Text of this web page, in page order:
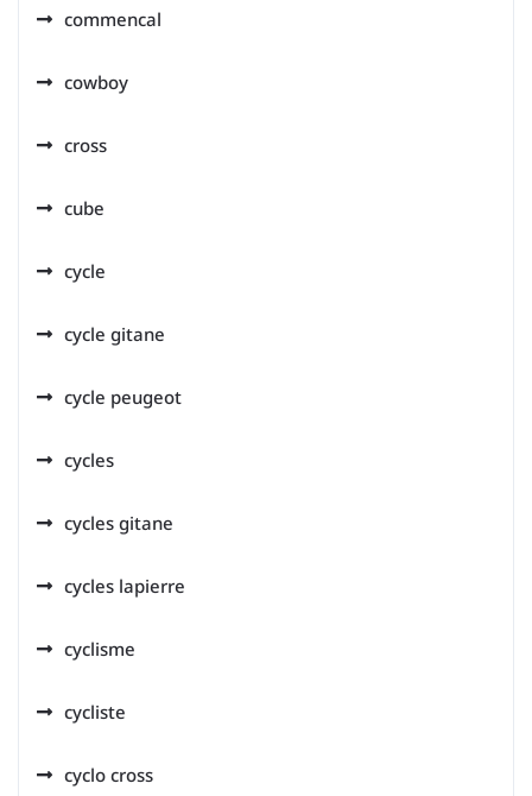
commencal
cowboy
cross
cube
cycle
cycle gitane
cycle peugeot
cycles
cycles gitane
cycles lapierre
cyclisme
cycliste
cyclo cross